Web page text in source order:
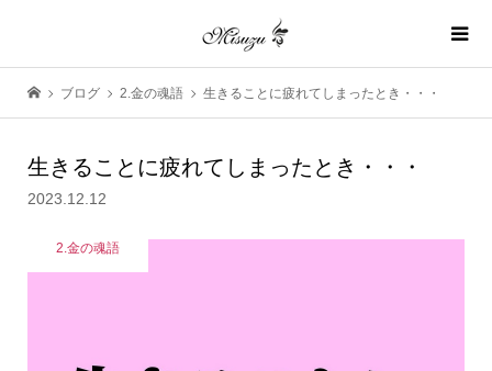
ブログ 2.金の魂語 生きることに疲れてしまったとき・・・
生きることに疲れてしまったとき・・・
2023.12.12
2.金の魂語